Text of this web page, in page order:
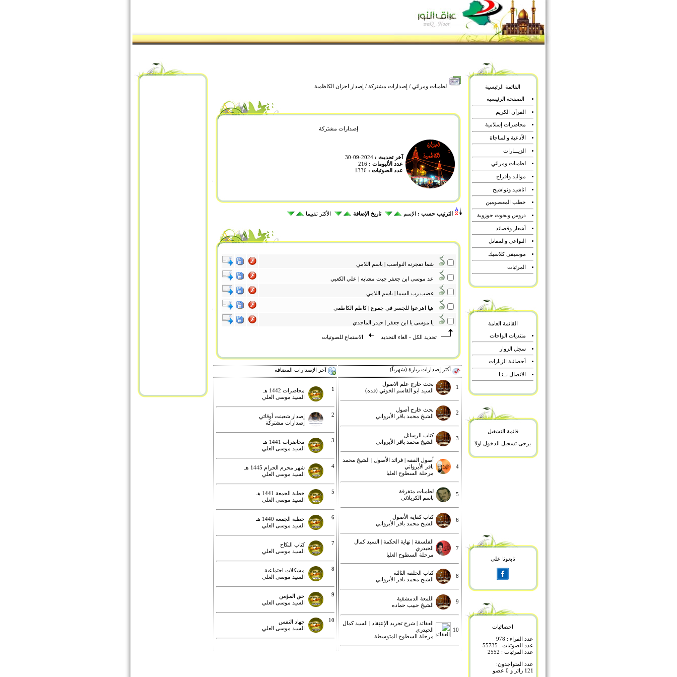
لطميات ومراثي / إصدارات مشتركة / إصدار احزان الكاظمية
إصدارات مشتركة
آخر تحديث : 2024-09-30
عدد الألبومات : 216
عدد الصوتيات : 1336
الترتيب حسب : الإسم تاريخ الإضافة الأكثر تقييما
شما تفجرنه النواصب | باسم اللامي
عد موسى ابن جعفر جيت مشايه | علي الكعبي
غضب رب السما | باسم اللامي
هيا اهرعوا للجسر في جموع | كاظم الكاظمي
يا موسى يا ابن جعفر | حيدر الماجدي
تحديد الكل - الغاء التحديد الاستماع للصوتيات
أكثر إصدارات زيارة (شهرياً) آخر الإصدارات المضافة
1
بحث خارج علم الاصول
السيد ابو القاسم الخوئي (قده)
2
بحث خارج أصول
الشيخ محمد باقر الأيرواني
3
كتاب الرسائل
الشيخ محمد باقر الأيرواني
4
أصول الفقه | فرائد الأصول | الشيخ محمد
باقر الأيرواني
مرحلة السطوح العليا
5
لطميات متفرقة
باسم الكربلائي
6
كتاب كفاية الأصول
الشيخ محمد باقر الأيرواني
7
الفلسفة | نهاية الحكمة | السيد كمال
الحيدري
مرحلة السطوح العليا
8
كتاب الحلقة الثالثة
الشيخ محمد باقر الأيرواني
9
اللمعة الدمشقية
الشيخ حبيب حماده
10
العقائد | شرح تجريد الإعتِقاد | السيد كمال
الحيدري
مرحلة السطوح المتوسطة
1
محاضرات 1442 هـ
السيد موسى العلي
2
إصدار شعبنت أوقاتي
إصدارات مشتركة
3
محاضرات 1441 هـ
السيد موسى العلي
4
شهر محرم الحرام 1445 هـ
السيد موسى العلي
5
خطبة الجمعة 1441 هـ
السيد موسى العلي
6
خطبة الجمعة 1440 هـ
السيد موسى العلي
7
كتاب النكاح
السيد موسى العلي
8
مشكلات اجتماعية
السيد موسى العلي
9
حق المؤمن
السيد موسى العلي
10
جهاد النفس
السيد موسى العلي
القائمة الرئيسية
الصفحة الرئيسية
القرآن الكريم
محاضرات إسلامية
الآدعية والمناجاة
الزيـــارات
لطميات ومراثي
مواليد وأفراح
اناشيد وتواشيح
خطب المعصومين
دروس وبحوث حوزوية
أشعار وقصائد
النواعي والمقاتل
موسيقى كلاسيك
المرئيات
القائمة العامة
منتديات الواحات
سجل الزوار
أحصائية الزيارات
الاتصال بــنـا
قائمة التشغيل
يرجى تسجيل الدخول اولا
تابعونا على
احصائيات
عدد القراء : 978
عدد الصوتيات : 55735
عدد المرئيات : 2552
عدد المتواجدون:
121 زائر و 0 عضو